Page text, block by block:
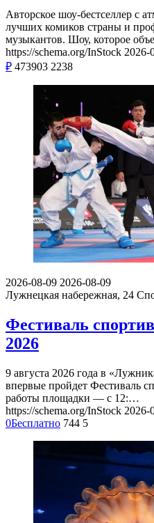
Авторское шоу-бестселлер с
лучших комиков страны и
музыкантов. Шоу, которое
https://schema.org/InStock 2026-
₽ 473903 2238
2026-08-09 2026-08-09
Лужнецкая набережная, 24
Фестиваль
2026
9 августа 2026 года в
впервые пройдет Фестиваль
работы площадки — с 12:…
https://schema.org/InStock 2026-
0Бесплатно 744 5